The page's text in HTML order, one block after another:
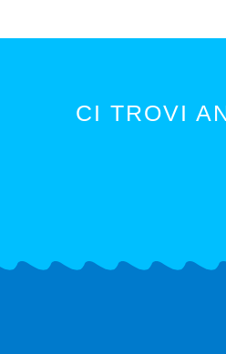
CI TROVI